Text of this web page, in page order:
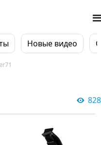
Новые видео
828